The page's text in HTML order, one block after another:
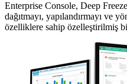
Enterprise Console, Deep
dağıtmayı, yapılandırmayı ve
özelliklere sahip özelleştirilmiş